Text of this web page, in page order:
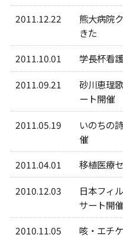
2011.12.22
熊大病院
きた
2011.10.01
学長杯看
2011.09.21
砂川恵理
ート開催
2011.05.19
いのちの
催
2011.04.01
移植医療
2010.12.03
日本フィ
サート開催
2010.11.05
咳・エチ